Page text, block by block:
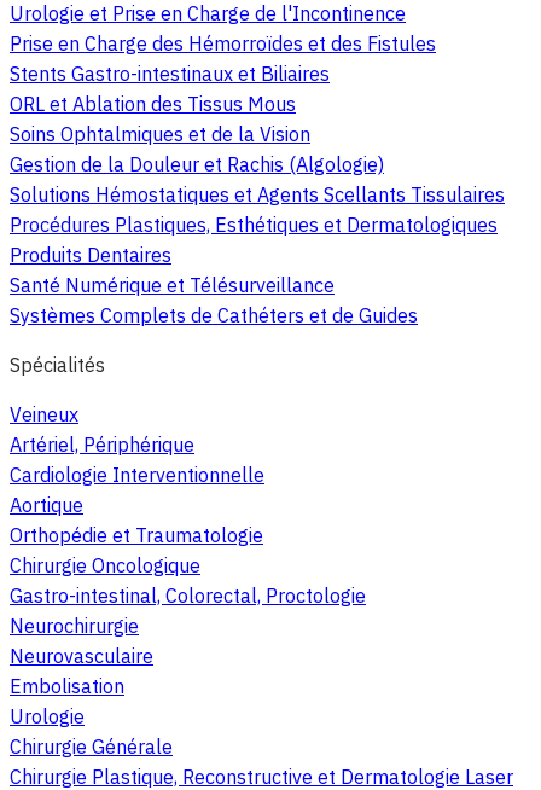
Urologie et Prise en Charge de l'Incontinence
Prise en Charge des Hémorroïdes et des Fistules
Stents Gastro-intestinaux et Biliaires
ORL et Ablation des Tissus Mous
Soins Ophtalmiques et de la Vision
Gestion de la Douleur et Rachis (Algologie)
Solutions Hémostatiques et Agents Scellants Tissulaires
Procédures Plastiques, Esthétiques et Dermatologiques
Produits Dentaires
Santé Numérique et Télésurveillance
Systèmes Complets de Cathéters et de Guides
Spécialités
Veineux
Artériel, Périphérique
Cardiologie Interventionnelle
Aortique
Orthopédie et Traumatologie
Chirurgie Oncologique
Gastro-intestinal, Colorectal, Proctologie
Neurochirurgie
Neurovasculaire
Embolisation
Urologie
Chirurgie Générale
Chirurgie Plastique, Reconstructive et Dermatologie Laser